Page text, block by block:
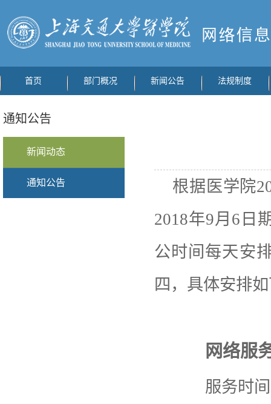
首页 部门概况 新闻公告 法规制度
通知公告
新闻动态
通知公告
根据医学院
2018年9月6日
公时间每天安
四，具体安排
网络服
服务时间